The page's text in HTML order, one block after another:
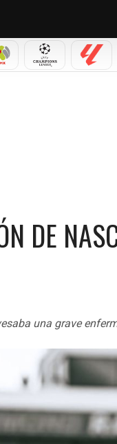
MEXICANA
MX CHAMPIONS
DE
una grave